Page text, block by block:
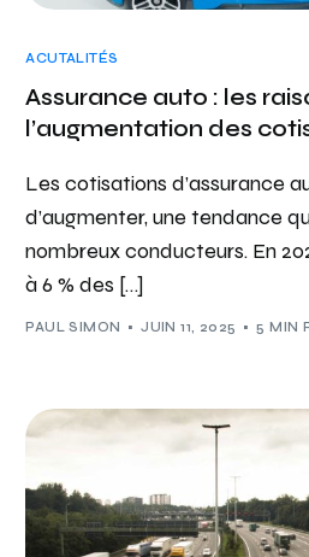
ACUTALITÉS
Assurance auto : les
l’augmentation des
Les cotisations d’assurance
d’augmenter, une tendance
nombreux conducteurs. En
à 6 % des […]
PAUL SIMON JUIN 11, 2025 5 MIN